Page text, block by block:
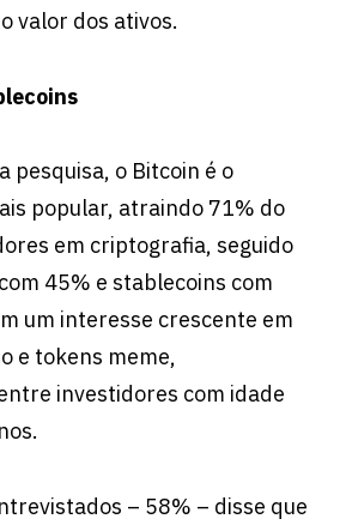
valor dos ativos.
pesquisa, o Bitcoin é o
popular, atraindo 71% do
em criptografia, seguido
45% e stablecoins com
um interesse crescente em
e tokens meme,
investidores com idade
– 58% – disse que